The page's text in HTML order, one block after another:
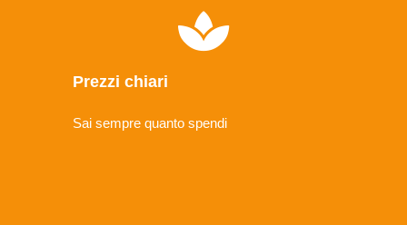
Prezzi chiari
Sai sempre quanto spendi